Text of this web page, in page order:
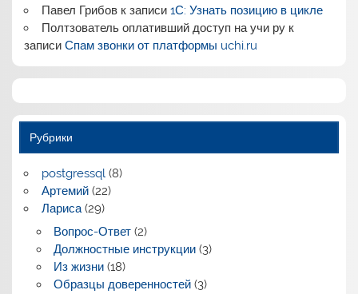
Павел Грибовк записи 1С: Узнать позицию в цикле
Полтзователь оплативший доступ на учи рук
записиСпам звонки от платформы uchi.ru
Рубрики
postgressql (8)
Артемий(22)
Лариса(29)
Вопрос-Ответ(2)
Должностные инструкции(3)
Из жизни(18)
Образцы доверенностей(3)